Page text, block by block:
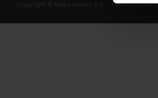
Copyright © Maxcolchon S.L. - Todos los